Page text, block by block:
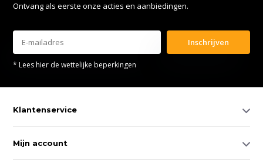
Ontvang als eerste onze acties en aanbiedingen.
Inschrijven
* Lees hier de wettelijke beperkingen
Klantenservice
Mijn account